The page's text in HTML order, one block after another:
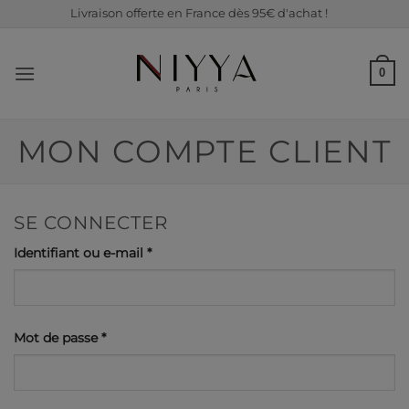
Livraison offerte en France dès 95€ d'achat !
0
MON COMPTE CLIENT
SE CONNECTER
Identifiant ou e-mail *Obligatoire
Mot de passe*Obligatoire